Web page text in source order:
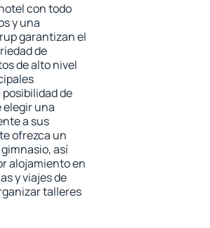
con todo
y una
garantizan el
de
de alto nivel
de
elegir una
a sus
ofrezca un
así
alojamiento en
y viajes de
talleres